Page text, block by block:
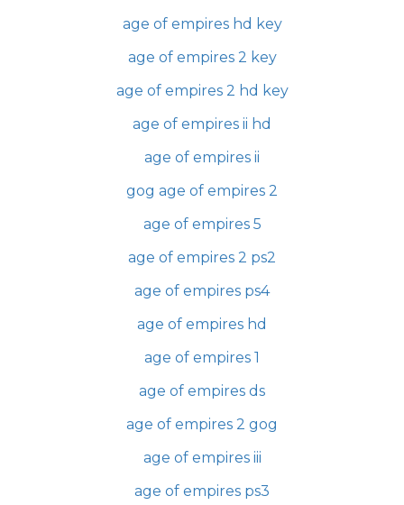
age of empires hd key
age of empires 2 key
age of empires 2 hd key
age of empires ii hd
age of empires ii
gog age of empires 2
age of empires 5
age of empires 2 ps2
age of empires ps4
age of empires hd
age of empires 1
age of empires ds
age of empires 2 gog
age of empires iii
age of empires ps3